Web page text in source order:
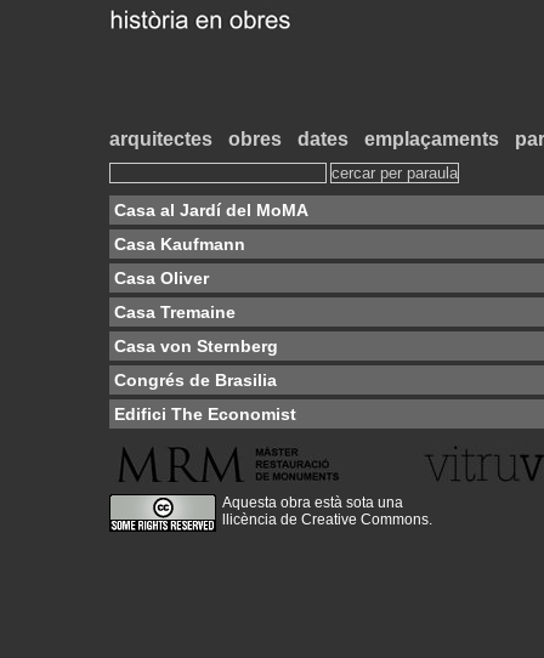
arquitectes obres dates emplaçaments
Casa al Jardí del MoMA
Casa Kaufmann
Casa Oliver
Casa Tremaine
Casa von Sternberg
Congrés de Brasilia
Edifici The Economist
Aquesta obra està sota una
llicència de Creative Commons.